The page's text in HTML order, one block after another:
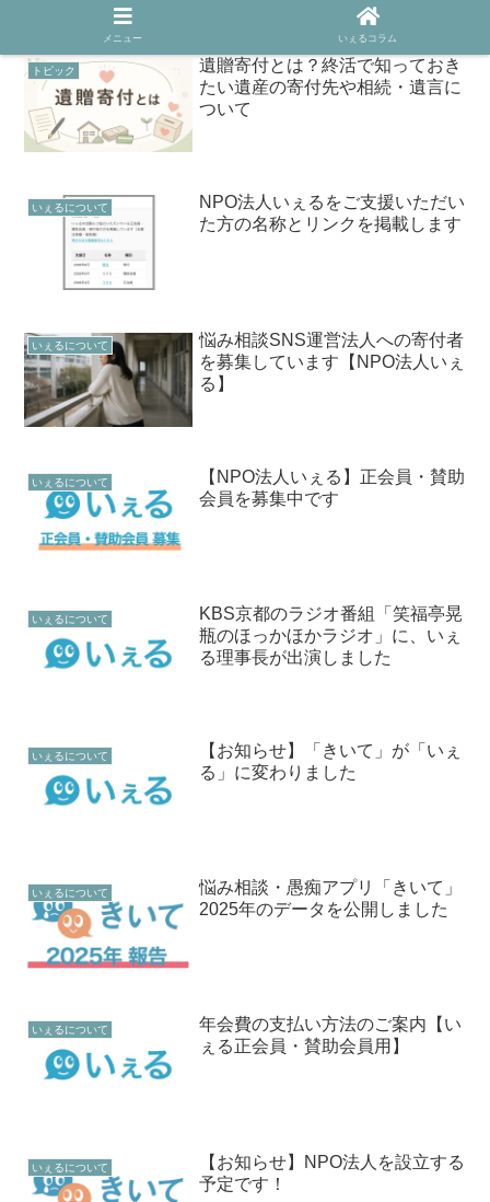
トピック
遺贈寄付とは？終活で知っておき
たい遺産の寄付先や相続・遺言に
ついて
いぇるについて
NPO法人いぇるをご支援いただい
た方の名称とリンクを掲載します
いぇるについて
悩み相談SNS運営法人への寄付者
を募集しています【NPO法人いぇ
る】
いぇるについて
【NPO法人いぇる】正会員・賛助
会員を募集中です
いぇるについて
KBS京都のラジオ番組「笑福亭晃
瓶のほっかほかラジオ」に、いぇ
る理事長が出演しました
いぇるについて
【お知らせ】「きいて」が「いぇ
る」に変わりました
いぇるについて
悩み相談・愚痴アプリ「きいて」
2025年のデータを公開しました
いぇるについて
年会費の支払い方法のご案内【い
ぇる正会員・賛助会員用】
いぇるについて
【お知らせ】NPO法人を設立する
予定です！
メニュー いぇるコラム